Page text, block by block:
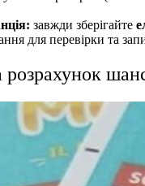
завжди зберігайте
для перевірки та
розрахунок